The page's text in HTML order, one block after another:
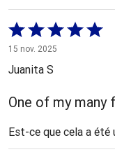
Coté
5 sur
5
15 nov. 2025
Juanita S
One of my many
Est-ce que cela a été